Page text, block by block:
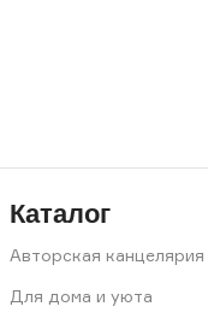
Каталог
Авторская канцелярия
Для дома и уюта